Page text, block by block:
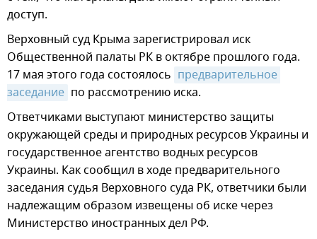
доступ.
Верховный суд Крыма зарегистрировал иск
Общественной палаты РК в октябре прошлого года.
17 мая этого года состоялось предварительное
заседание по рассмотрению иска.
Ответчиками выступают министерство защиты
окружающей среды и природных ресурсов Украины и
государственное агентство водных ресурсов
Украины. Как сообщил в ходе предварительного
заседания судья Верховного суда РК, ответчики были
надлежащим образом извещены об иске через
Министерство иностранных дел РФ.